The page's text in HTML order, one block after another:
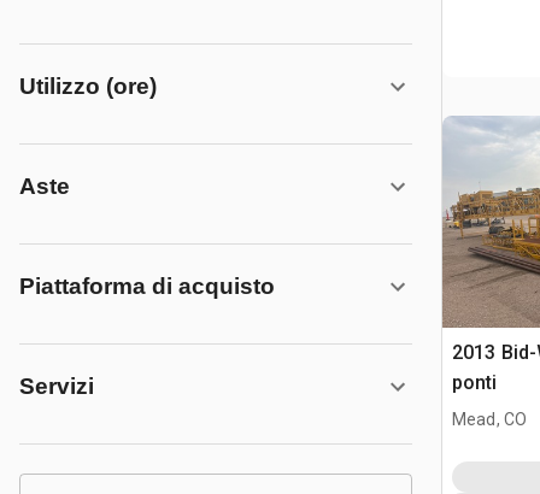
Utilizzo (ore)
Aste
Piattaforma di acquisto
Servizi
2013
ponti
Mead, CO